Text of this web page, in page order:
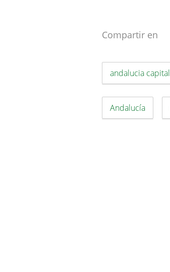
Compartir en
andalucia capital
Andalucía